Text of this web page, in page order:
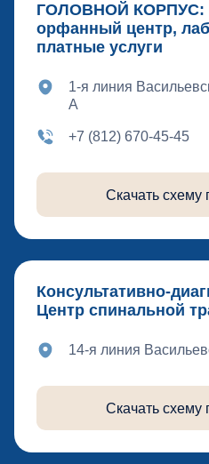
ГОЛОВНОЙ КОРПУС:
орфанный центр,
платные услуги
1-я линия
А
+7 (812) 670-45-45
Скачать схему
Консультативно-
Центр спинальной
14-я линия
Скачать схему